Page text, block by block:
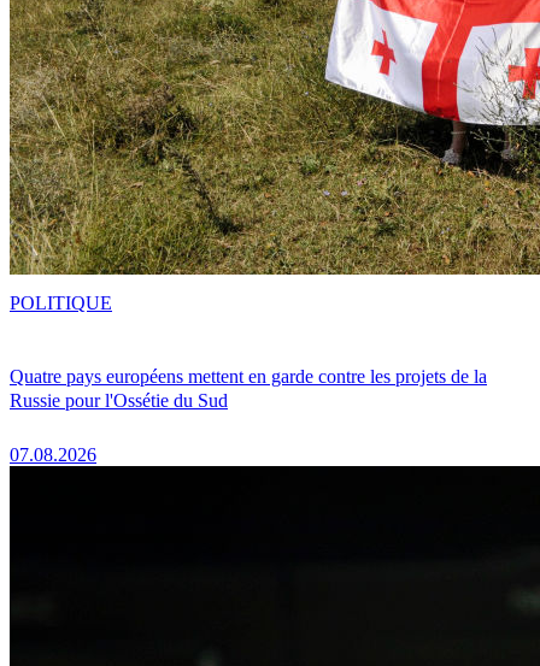
Quatre pays européens mettent en garde contre les projets de la
Russie pour l'Ossétie du Sud
07.08.2026
POLITIQUE